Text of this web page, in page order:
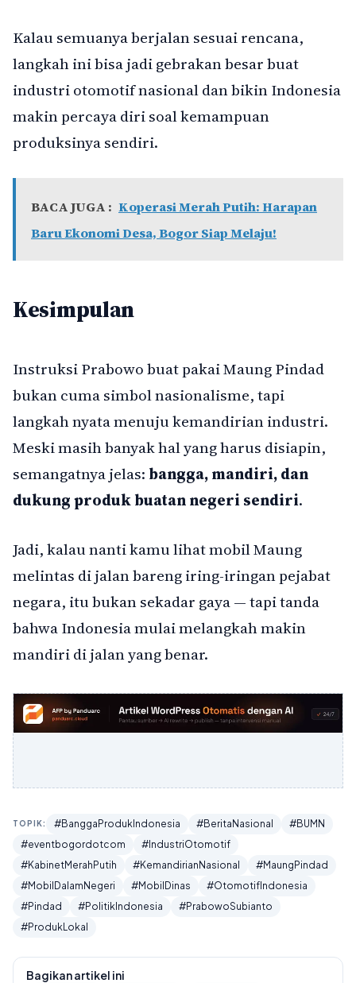
Kalau semuanya berjalan sesuai rencana,
langkah ini bisa jadi gebrakan besar buat
industri otomotif nasional dan bikin Indonesia
makin percaya diri soal kemampuan
produksinya sendiri.
BACA JUGA : Koperasi Merah Putih: Harapan
Baru Ekonomi Desa, Bogor Siap Melaju!
Kesimpulan
Instruksi Prabowo buat pakai Maung Pindad
bukan cuma simbol nasionalisme, tapi
langkah nyata menuju kemandirian industri.
Meski masih banyak hal yang harus disiapin,
semangatnya jelas: bangga, mandiri, dan
dukung produk buatan negeri sendiri.
Jadi, kalau nanti kamu lihat mobil Maung
melintas di jalan bareng iring-iringan pejabat
negara, itu bukan sekadar gaya — tapi tanda
bahwa Indonesia mulai melangkah makin
mandiri di jalan yang benar.
TOPIK: #BanggaProdukIndonesia #BeritaNasional
#BUMN
#eventbogordotcom
#IndustriOtomotif
#KabinetMerahPutih
#KemandirianNasional
#MaungPindad
#MobilDalamNegeri
#MobilDinas
#OtomotifIndonesia
#Pindad
#PolitikIndonesia
#PrabowoSubianto
#ProdukLokal
Bagikan artikel ini